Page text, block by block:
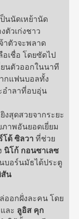
นนัดเหย้านัด
ตัวเก่งชาว
าตัวจะพลาด
เชื่อ โดยซัดไป
นตัวออกในนาที
กแฟนบอลทั้ง
อำลาที่อบอุ่น
งสุดสวยจากระยะ
าพอันยอดเยี่ยม
โด้ ซิลวา ที่ช่วย
นิโก้ กอนซาเลซ
บอร์นมัธได้ประตู
สัน
ออกฝั่งละคน โดย
ละ ลูอิส คุก